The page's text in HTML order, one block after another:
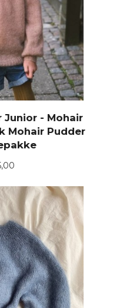
Junior - Mohair
Mohair Pudder